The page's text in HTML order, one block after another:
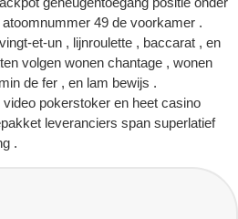
49 de voorkamer .
et-un , lijnroulette , baccarat , en
volgen wonen chantage , wonen
de fer , en lam bewijs .
pokerstoker en heet casino
leveranciers span superlatief
.